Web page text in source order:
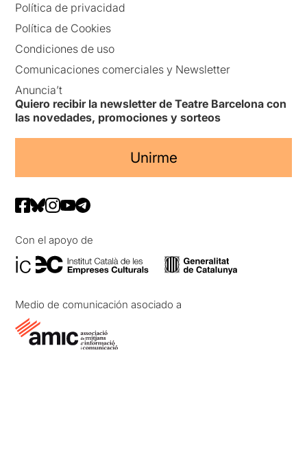
Política de privacidad
Política de Cookies
Condiciones de uso
Comunicaciones comerciales y Newsletter
Anuncia’t
Quiero recibir la newsletter de Teatre Barcelona con
las novedades, promociones y sorteos
Unirme
Con el apoyo de
Medio de comunicación asociado a